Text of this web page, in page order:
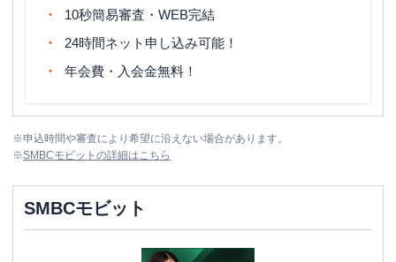
10秒簡易審査・WEB完結
24時間ネット申し込み可能！
年会費・入会金無料！
※申込時間や審査により希望に沿えない場合があります。
※SMBCモビット の詳細はこちら
SMBCモビット